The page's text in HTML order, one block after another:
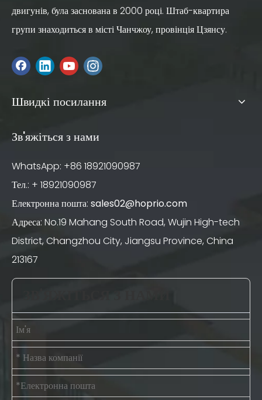
двигунів, була заснована в 2000 році. Штаб-квартира
групи знаходиться в місті Чанчжоу, провінція Цзянсу.
Швидкі посилання
Зв'яжіться з нами
WhatsApp: +86 18921090987
Тел.: + 18921090987
Електронна пошта: sales02@hoprio.com
Адреса: No.19 Mahang South Road, Wujin High-tech
District, Changzhou City, Jiangsu Province, China
213167